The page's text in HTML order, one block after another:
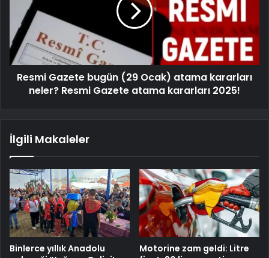
Resmi Gazete bugün (29 Ocak) atama kararları
neler? Resmi Gazete atama kararları 2025!
İlgili Makaleler
Binlerce yıllık Anadolu
Motorine zam geldi: Litre